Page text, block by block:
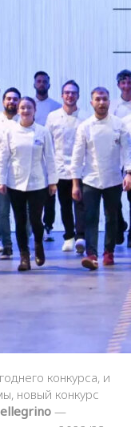
новый конкурс
—